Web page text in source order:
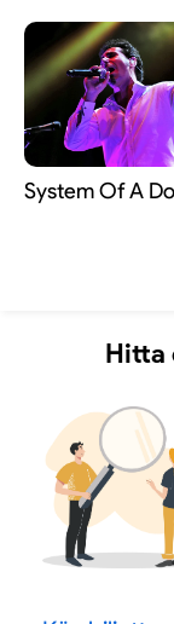
System Of A
Hitta